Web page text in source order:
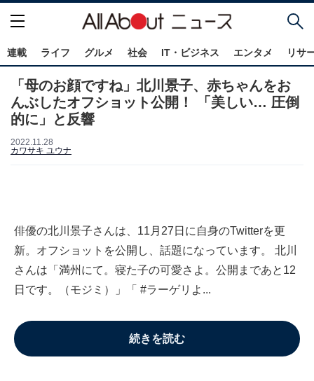
連載 ライフ グルメ 社会 IT・ビジネス エンタメ リサ
「母のお顔ですね」北川景子、赤ちゃんをお
んぶしたオフショット公開！ 「美しい… 圧倒
的に」と反響
2022.11.28
カワサキ ユウナ
俳優の北川景子さんは、11月27日に自身のTwitterを更
新。オフショットを公開し、話題になっています。 北川
さんは「満州にて。寝た子の可愛さよ。公開まであと12
日です。（モジミ）」「 #ラーゲリよ...
続きを読む